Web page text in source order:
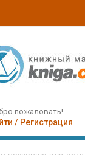
пожаловать!
/ Регистрация